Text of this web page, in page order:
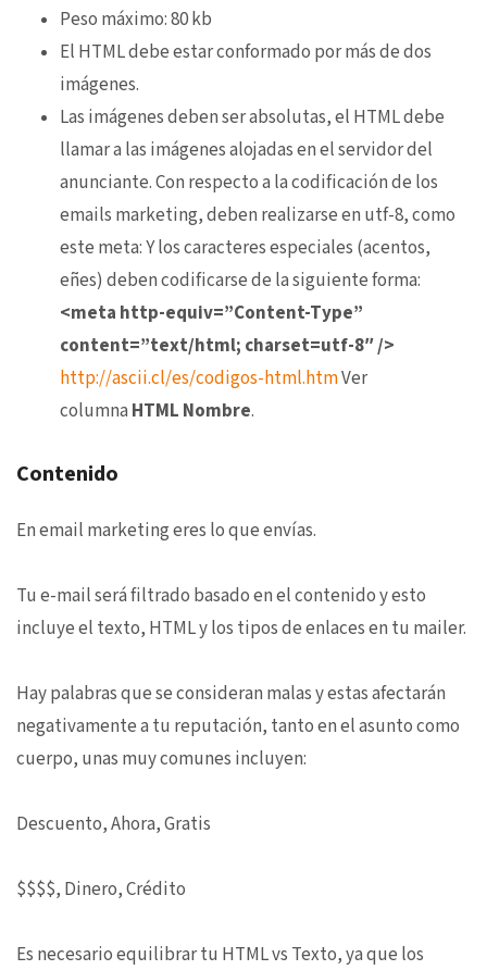
Peso máximo: 80 kb
El HTML debe estar conformado por más de dos
imágenes.
Las imágenes deben ser absolutas, el HTML debe
llamar a las imágenes alojadas en el servidor del
anunciante. Con respecto a la codificación de los
emails marketing, deben realizarse en utf-8, como
este meta: Y los caracteres especiales (acentos,
eñes) deben codificarse de la siguiente forma:
<meta http-equiv=”Content-Type”
content=”text/html; charset=utf-8″ />
http://ascii.cl/es/codigos-html.htmVer
columna HTML Nombre.
Contenido
En email marketing eres lo que envías.
Tu e-mail será filtrado basado en el contenido y esto
incluye el texto, HTML y los tipos de enlaces en tu mailer.
Hay palabras que se consideran malas y estas afectarán
negativamente a tu reputación, tanto en el asunto como
cuerpo, unas muy comunes incluyen:
Descuento, Ahora, Gratis
$$$$, Dinero, Crédito
Es necesario equilibrar tu HTML vs Texto, ya que los